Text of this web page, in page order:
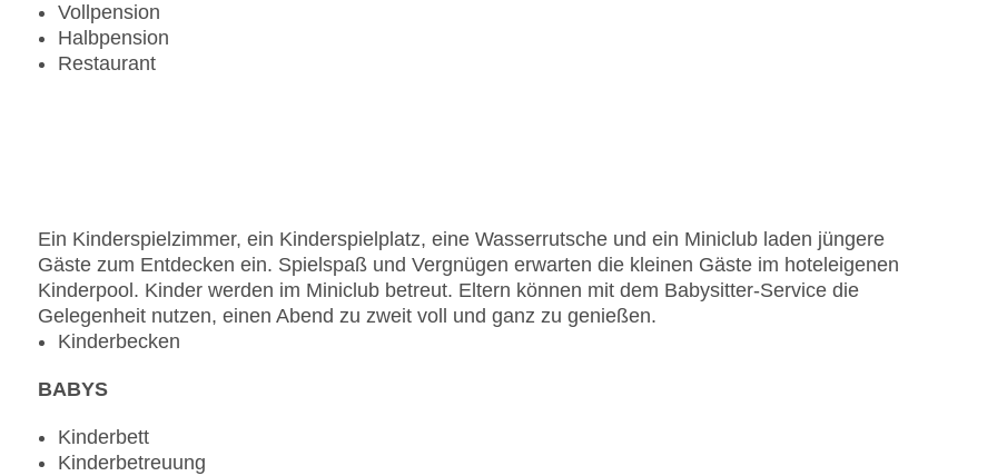
Vollpension
Halbpension
Restaurant
Ein Kinderspielzimmer, ein Kinderspielplatz, eine Wasserrutsche und ein Miniclub laden jüngere
Gäste zum Entdecken ein. Spielspaß und Vergnügen erwarten die kleinen Gäste im hoteleigenen
Kinderpool. Kinder werden im Miniclub betreut. Eltern können mit dem Babysitter-Service die
Gelegenheit nutzen, einen Abend zu zweit voll und ganz zu genießen.
Kinderbecken
BABYS
Kinderbett
Kinderbetreuung